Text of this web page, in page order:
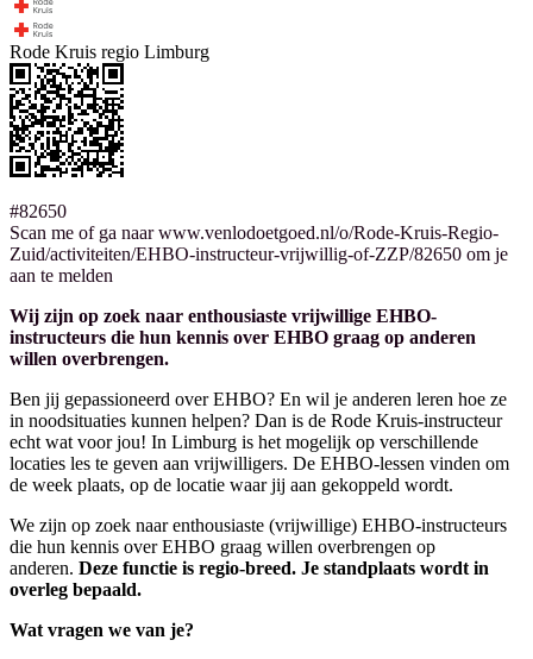
Rode Kruis regio Limburg
#82650
Scan me of ga naar www.venlodoetgoed.nl/o/Rode-Kruis-Regio-
Zuid/activiteiten/EHBO-instructeur-vrijwillig-of-ZZP/82650 om je
aan te melden
Wij zijn op zoek naar enthousiaste vrijwillige EHBO-
instructeurs die hun kennis over EHBO graag op anderen
willen overbrengen.
Ben jij gepassioneerd over EHBO? En wil je anderen leren hoe ze
in noodsituaties kunnen helpen? Dan is de Rode Kruis-instructeur
echt wat voor jou! In Limburg is het mogelijk op verschillende
locaties les te geven aan vrijwilligers. De EHBO-lessen vinden om
de week plaats, op de locatie waar jij aan gekoppeld wordt.
We zijn op zoek naar enthousiaste (vrijwillige) EHBO-instructeurs
die hun kennis over EHBO graag willen overbrengen op
anderen. Deze functie is regio-breed. Je standplaats wordt in
overleg bepaald.
Wat vragen we van je?